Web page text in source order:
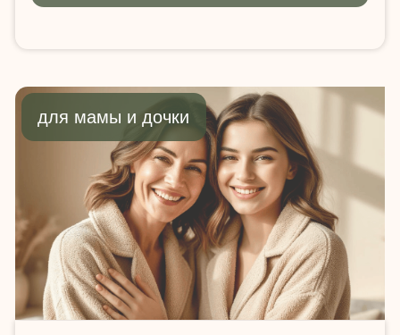
Для двоих